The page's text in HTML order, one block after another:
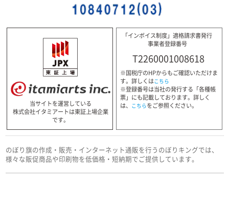
当サイトを運営している
株式会社イタミアートは東証上場企業
です。
「インボイス制度」適格請求書発行
事業者登録番号
T2260001008618
※国税庁のHPからもご確認いただけま
す。詳しくはこちら
※登録番号は当社の発行する「各種帳
票」にも記載しております。詳しく
は、 こちらをご参照ください。
のぼり旗の作成・販売・インターネット通販を行うのぼりキングでは、
様々な販促商品や印刷物を低価格・短納期でご提供しています。